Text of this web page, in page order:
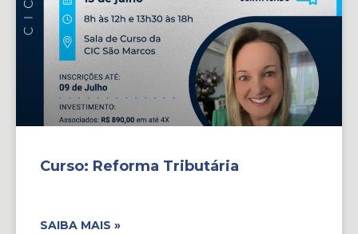
Curso: Reforma Tributária
SAIBA MAIS »